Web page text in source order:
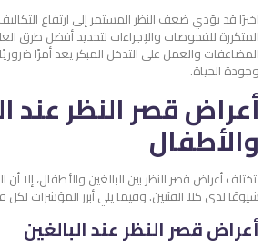
اخيرًا قد يؤدي ضعف النظر المستمر إلى ارتفاع
المتكررة للفحوصات والإجراءات لتحديد أفضل طرق
المضاعفات والعمل على التدخل المبكر يعد أمرًا
وجودة الحياة.
أعراض قصر النظر عند
والأطفال
تختلف أعراض قصر النظر بين البالغين والأطفال، إلا
شيوعًا لدى كلا الفئتين. وفيما يلي أبرز المؤشرات
أعراض قصر النظر عند البالغين